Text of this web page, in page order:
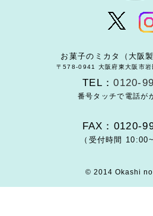
お菓子のミカタ（大阪
〒578-0941 大阪府東大阪市
TEL：0120-
番号タッチで電話が
FAX：0120-
（受付時間
© 2014 Okashi